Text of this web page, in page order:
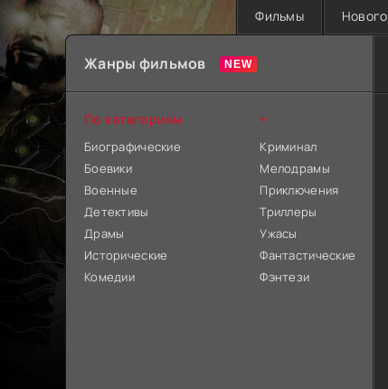
Фильмы
Жанры фильмов
По категориям
Биографические
Боевики
Военные
Детективы
Драмы
Исторические
Комедии
+
Криминал
Мелодрамы
Приключения
Триллеры
Ужасы
Фантастические
Фэнтези